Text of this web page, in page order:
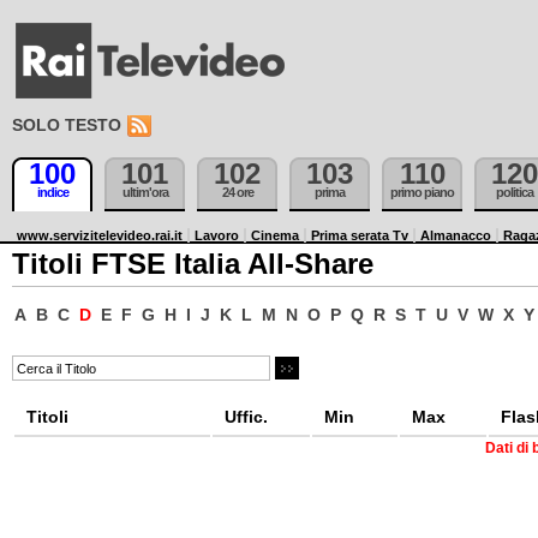
SOLO TESTO
100
indice
101
ultim'ora
102
24 ore
103
prima
110
primo piano
120
politica
www.servizitelevideo.rai.it Lavoro Cinema Prima serata Tv Almanacco
Titoli FTSE Italia All-Share
A B C D E F G H I J K L M N O P Q R S T U V W X Y
Titoli Uffic. Min Max
Dati di